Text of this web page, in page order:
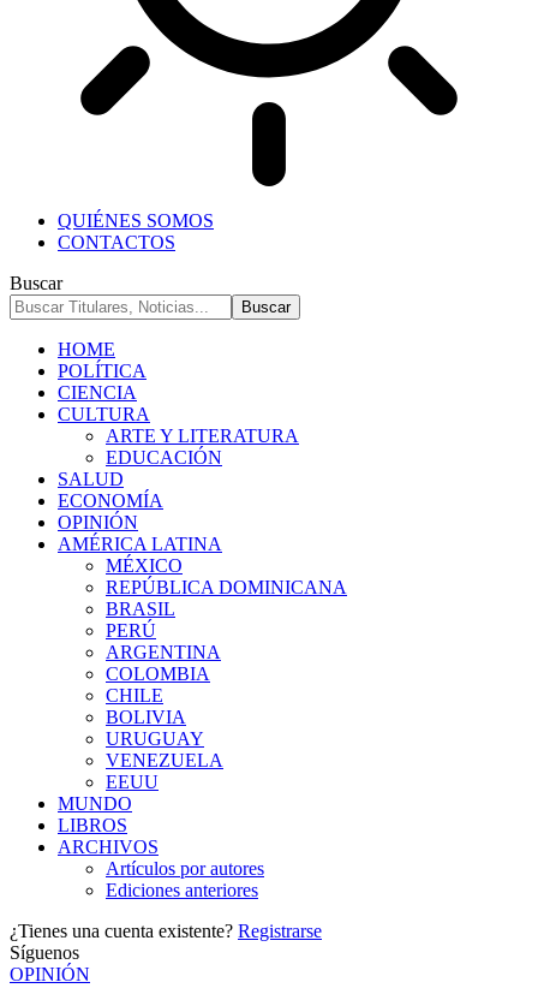
QUIÉNES SOMOS
CONTACTOS
Buscar
HOME
POLÍTICA
CIENCIA
CULTURA
ARTE Y LITERATURA
EDUCACIÓN
SALUD
ECONOMÍA
OPINIÓN
AMÉRICA LATINA
MÉXICO
REPÚBLICA DOMINICANA
BRASIL
PERÚ
ARGENTINA
COLOMBIA
CHILE
BOLIVIA
URUGUAY
VENEZUELA
EEUU
MUNDO
LIBROS
ARCHIVOS
Artículos por autores
Ediciones anteriores
¿Tienes una cuenta existente? Registrarse
Síguenos
OPINIÓN